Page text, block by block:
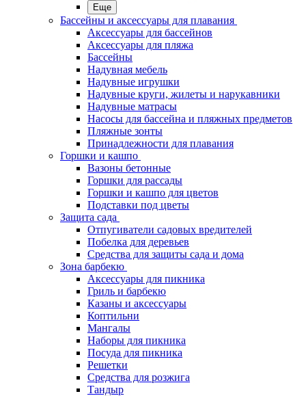
Еще
Бассейны и аксессуары для плавания
Аксессуары для бассейнов
Аксессуары для пляжа
Бассейны
Надувная мебель
Надувные игрушки
Надувные круги, жилеты и нарукавники
Надувные матрасы
Насосы для бассейна и пляжных предметов
Пляжные зонты
Принадлежности для плавания
Горшки и кашпо
Вазоны бетонные
Горшки для рассады
Горшки и кашпо для цветов
Подставки под цветы
Защита сада
Отпугиватели садовых вредителей
Побелка для деревьев
Средства для защиты сада и дома
Зона барбекю
Аксессуары для пикника
Гриль и барбекю
Казаны и аксессуары
Коптильни
Мангалы
Наборы для пикника
Посуда для пикника
Решетки
Средства для розжига
Тандыр